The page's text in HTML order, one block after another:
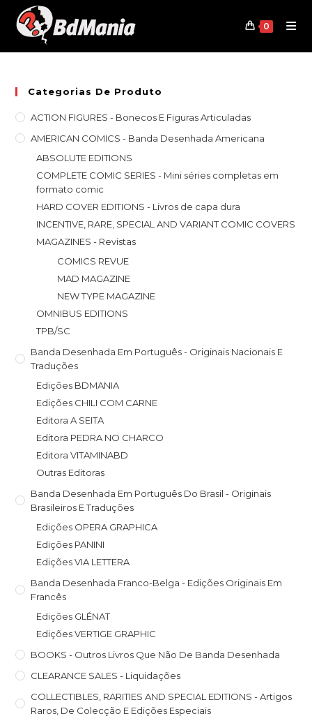
content
0
Categorias De Produto
ACTION FIGURES - Bonecos E Figuras Articuladas
AMERICAN COMICS - Banda Desenhada Americana
ABSOLUTE EDITIONS
COMPLETE COMIC SERIES - Mini séries completas em
formato comic
HARD COVER EDITIONS - Livros de capa dura
INCENTIVE, RARE, SPECIAL AND VARIANT COMIC COVERS
MAGAZINES - Revistas
COMICS REVUE
MAD MAGAZINE
NEW TYPE MAGAZINE
OMNIBUS EDITIONS
TPB/SC
Banda Desenhada Em Português - Originais Nacionais E
Traduções
Edições BDMANIA
Edições CHILI COM CARNE
Editora A SEITA
Editora PEDRA NO CHARCO
Editora VITAMINABD
Outras Editoras
Banda Desenhada Em Português Do Brasil - Originais
Brasileiros E Traduções
Edições OPERA GRAPHICA
Edições PANINI
Edições VIA LETTERA
Banda Desenhada Franco-Belga - Edições Originais Em
Francês
Edições GLÉNAT
Edições VERTIGE GRAPHIC
BOOKS - Outros Livros Que Não De Banda Desenhada
CLEARANCE SALES - Liquidações
COLLECTIBLES, RARITIES AND SPECIAL EDITIONS - Artigos
Raros, De Colecção E Edições Especiais